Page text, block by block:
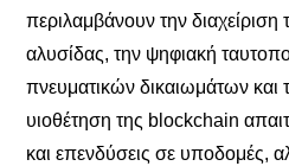
περιλαμβάνουν την διαχείριση
αλυσίδας, την ψηφιακή
πνευματικών δικαιωμάτων και
υιοθέτηση της blockchain
και επενδύσεις σε υποδομές,